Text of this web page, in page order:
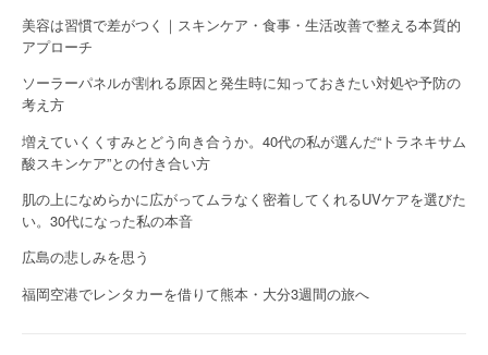
美容は習慣で差がつく｜スキンケア・食事・生活改善で整える本質的
アプローチ
ソーラーパネルが割れる原因と発生時に知っておきたい対処や予防の
考え方
増えていくくすみとどう向き合うか。40代の私が選んだ“トラネキサム
酸スキンケア”との付き合い方
肌の上になめらかに広がってムラなく密着してくれるUVケアを選びた
い。30代になった私の本音
広島の悲しみを思う
福岡空港でレンタカーを借りて熊本・大分3週間の旅へ